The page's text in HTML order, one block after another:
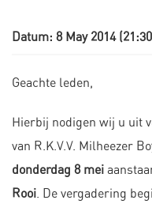
Datum: 8 May 2014 (21:30)
Geachte leden,
Hierbij nodigen wij u uit
van R.K.V.V. Milheezer
donderdag 8 mei
Rooi . De vergadering